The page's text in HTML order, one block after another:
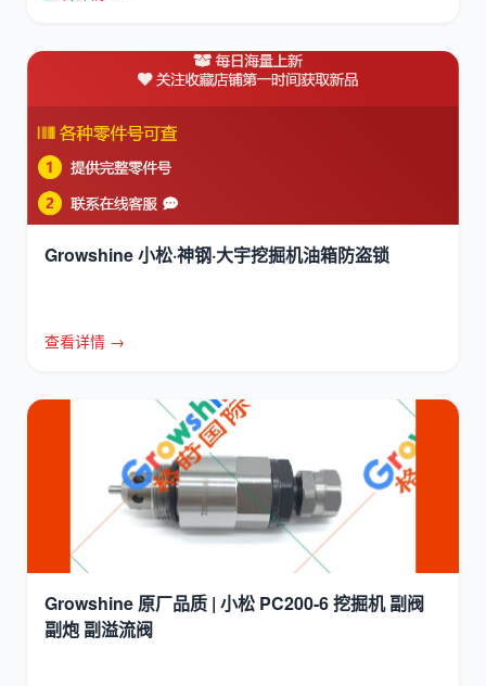
Growshine 小松·神钢·大宇挖掘机油箱防盗锁
查看详情 →
Growshine 原厂品质 | 小松 PC200-6 挖掘机 副阀
副炮 副溢流阀